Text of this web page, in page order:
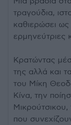
τραγούδια,
καθιερώσει ως
ερμηνεύτριες
Κρατώντας
της αλλά και
του Μίκη
Κίνα, την
Μικρούτσικου,
που